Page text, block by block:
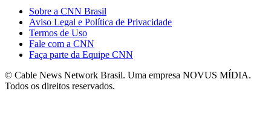
Sobre a CNN Brasil
Aviso Legal e Política de Privacidade
Termos de Uso
Fale com a CNN
Faça parte da Equipe CNN
© Cable News Network Brasil. Uma empresa NOVUS MÍDIA.
Todos os direitos reservados.